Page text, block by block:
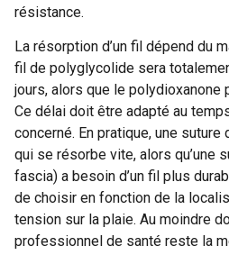
résistance.
La résorption d’un fil dépend du
fil de polyglycolide sera
jours, alors que le polydioxanone
Ce délai doit être adapté au
concerné. En pratique, une suture
qui se résorbe vite, alors qu’une
fascia) a besoin d’un fil plus
de choisir en fonction de la
tension sur la plaie. Au moindre
professionnel de santé reste la